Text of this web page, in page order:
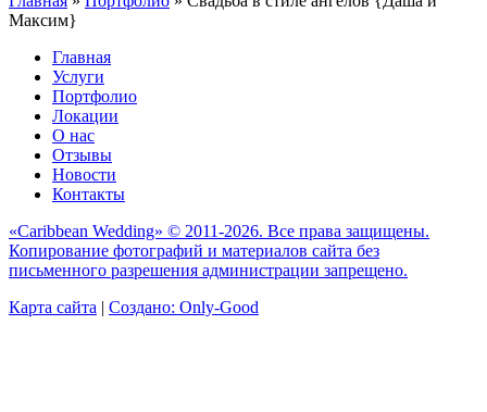
Максим}
Главная
Услуги
Портфолио
Локации
О нас
Отзывы
Новости
Контакты
«Caribbean Wedding» © 2011-2026. Все права защищены.
Копирование фотографий и материалов сайта без
письменного разрешения администрации запрещено.
Карта сайта | Создано: Only-Good